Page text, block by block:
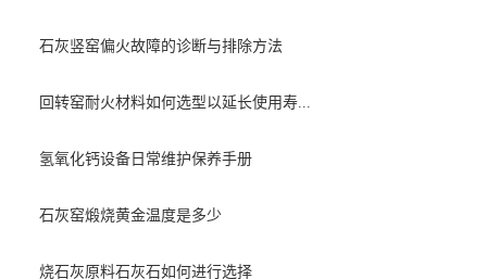
石灰竖窑偏火故障的诊断与排除方法
回转窑耐火材料如何选型以延长使用寿...
氢氧化钙设备日常维护保养手册
石灰窑煅烧黄金温度是多少
烧石灰原料石灰石如何进行选择